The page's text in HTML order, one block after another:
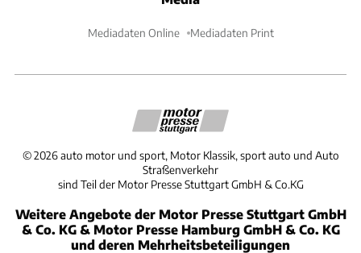
Mediadaten Online Mediadaten Print
©2026 auto motor und sport, Motor Klassik, sport auto und Auto
Straßenverkehr
sind Teil der Motor Presse Stuttgart GmbH & Co.KG
Weitere Angebote der Motor Presse Stuttgart GmbH
& Co. KG & Motor Presse Hamburg GmbH & Co. KG
und deren Mehrheitsbeteiligungen